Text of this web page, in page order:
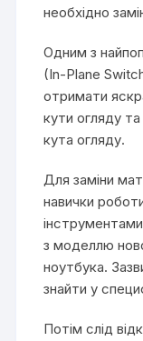
необхідно
Одним з
(In-Plane
отримати
кути огляду та
кута огляду.
Для заміни
навички
з моделлю
ноутбука.
знайти у
Потім слід